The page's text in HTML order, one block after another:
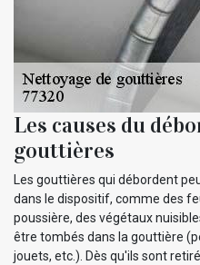
Les causes du
gouttières
Les gouttières qui débordent
dans le dispositif, comme des
poussière, des végétaux
être tombés dans la gouttière
jouets, etc.). Dès qu'ils sont